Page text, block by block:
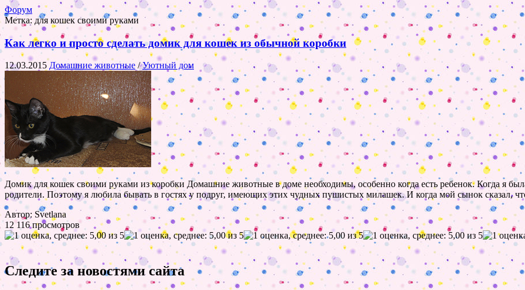
Форум
Метка: для кошек своими руками
Как легко и просто сделать домик для кошек из обычной коробки
12.03.2015 Домашние животные /Уютный дом
Домик для кошек своими руками из коробки Домашние животные в доме необходимы, особенно когда есть ребенок. Когда я
родители. Поэтому я любила бывать в гостях у подруг, имеющих этих чудных пушистых милашек. И когда мой сынок сказал,
Автор: Svetlana
12 116 просмотров
Следите за новостями сайта